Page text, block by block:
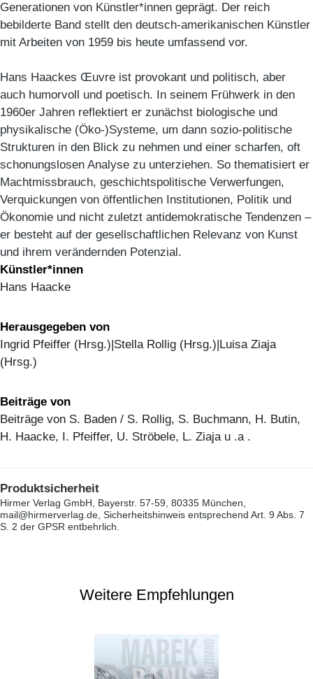
Generationen von Künstler*innen geprägt. Der reich
bebilderte Band stellt den deutsch-amerikanischen Künstler
mit Arbeiten von 1959 bis heute umfassend vor.
Hans Haackes Œuvre ist provokant und politisch, aber
auch humorvoll und poetisch. In seinem Frühwerk in den
1960er Jahren reflektiert er zunächst biologische und
physikalische (Öko-)Systeme, um dann sozio-politische
Strukturen in den Blick zu nehmen und einer scharfen, oft
schonungslosen Analyse zu unterziehen. So thematisiert er
Machtmissbrauch, geschichtspolitische Verwerfungen,
Verquickungen von öffentlichen Institutionen, Politik und
Ökonomie und nicht zuletzt antidemokratische Tendenzen –
er besteht auf der gesellschaftlichen Relevanz von Kunst
und ihrem verändernden Potenzial.
Künstler*innen
Hans Haacke
Herausgegeben von
Ingrid Pfeiffer (Hrsg.)|Stella Rollig (Hrsg.)|Luisa Ziaja
(Hrsg.)
Beiträge von
Beiträge von S. Baden / S. Rollig, S. Buchmann, H. Butin,
H. Haacke, I. Pfeiffer, U. Ströbele, L. Ziaja u .a .
Produktsicherheit
Hirmer Verlag GmbH, Bayerstr. 57-59, 80335 München,
mail@hirmerverlag.de, Sicherheitshinweis entsprechend Art. 9 Abs. 7
S. 2 der GPSR entbehrlich.
Weitere Empfehlungen